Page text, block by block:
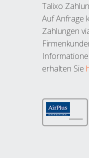
Talixo
Auf Anfrage
Zahlungen
erhalten Sie